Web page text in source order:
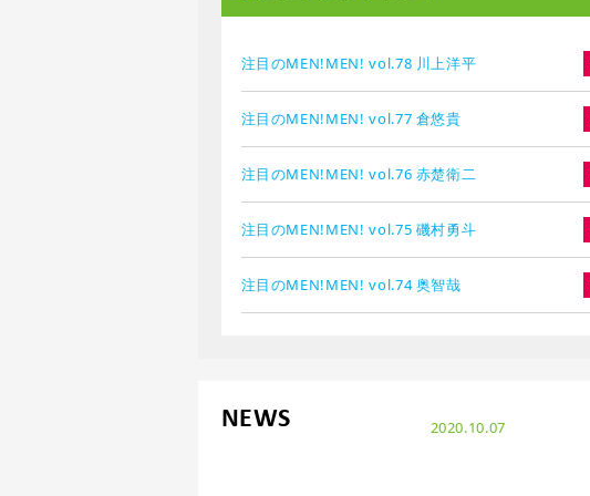
注目のMEN!MEN! vol.78 川上洋平
注目のMEN!MEN! vol.77 倉悠貴
注目のMEN!MEN! vol.76 赤楚衛二
注目のMEN!MEN! vol.75 磯村勇斗
注目のMEN!MEN! vol.74 奥智哉
NEWS 2020.10.07